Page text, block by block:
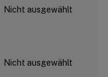
Nicht ausgewählt
Nicht ausgewählt